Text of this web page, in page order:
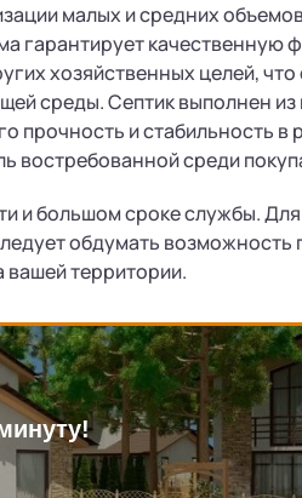
малых и средних
гарантирует качественную
хозяйственных целей,
среды. Септик выполнен из
прочность и стабильность в
востребованной среди
и большом сроке службы. Для
обдумать возможность
территории.